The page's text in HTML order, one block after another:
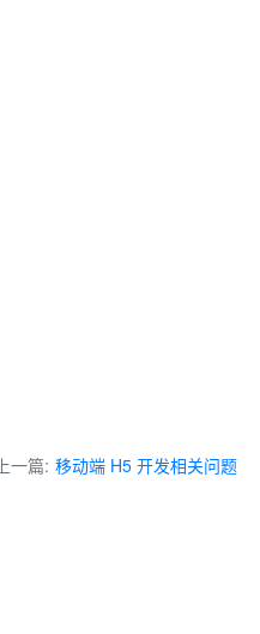
上一篇: 移动端 H5 开发相关问题